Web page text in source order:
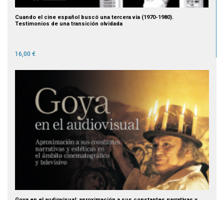
Cuando el cine español buscó una tercera vía (1970-1980).
Testimonios de una transición olvidada
16,00 €